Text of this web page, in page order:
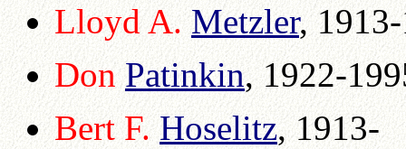
Lloyd A.Metzler,
DonPatinkin, 1922-
Bert F.Hoselitz, 1913-